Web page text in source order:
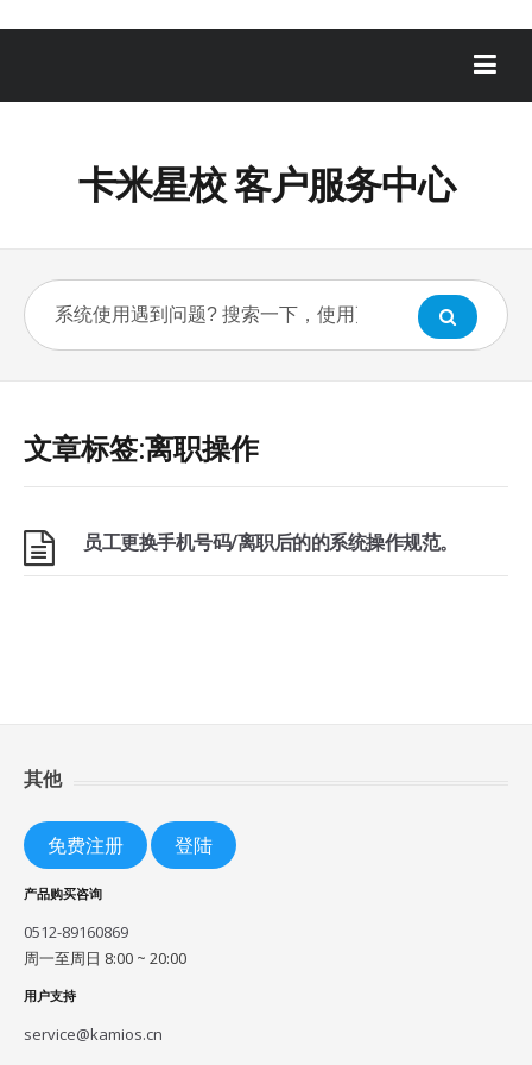
卡米星校 客户服务中心
文章标签:离职操作
员工更换手机号码/离职后的的系统操作规范。
其他
免费注册 登陆
产品购买咨询
0512-89160869
周一至周日 8:00 ~ 20:00
用户支持
service@kamios.cn